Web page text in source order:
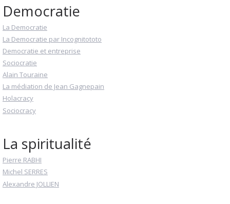
Democratie
La Democratie
La Democratie par Incognitototo
Democratie et entreprise
Sociocratie
Alain Touraine
La médiation de Jean Gagnepain
Holacracy
Sociocracy
La spiritualité
Pierre RABHI
Michel SERRES
Alexandre JOLLIEN